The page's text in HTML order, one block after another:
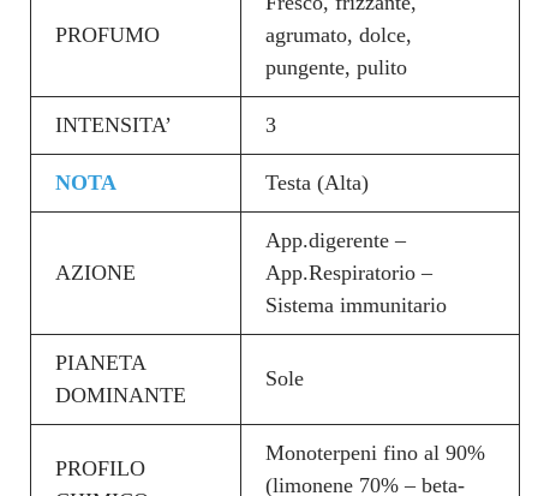
PROFUMO
agrumato, dolce,
pungente, pulito
INTENSITA’ 3
NOTA Testa (Alta)
AZIONE
App.digerente –
App.Respiratorio –
Sistema immunitario
PIANETA
DOMINANTE
Sole
PROFILO
Monoterpeni fino al 90%
(limonene 70% – beta-